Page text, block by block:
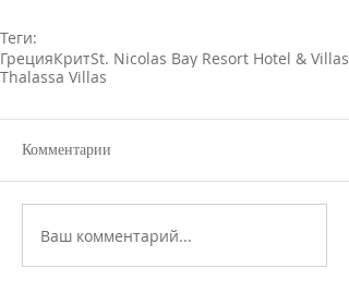
Теги:
ГрецияКритSt. Nicolas Bay Resort Hotel & Villas
Thalassa Villas
Комментарии
Ваш комментарий...